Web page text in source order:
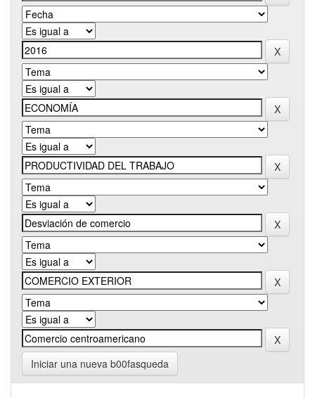
Iniciar una nueva b00fasqueda